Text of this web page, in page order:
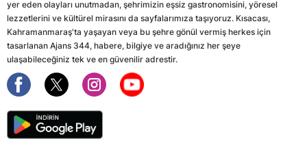
yer eden olayları unutmadan, şehrimizin eşsiz gastronomisini, yöresel
lezzetlerini ve kültürel mirasını da sayfalarımıza taşıyoruz. Kısacası,
Kahramanmaraş'ta yaşayan veya bu şehre gönül vermiş herkes için
tasarlanan Ajans 344, habere, bilgiye ve aradığınız her şeye
ulaşabileceğiniz tek ve en güvenilir adrestir.